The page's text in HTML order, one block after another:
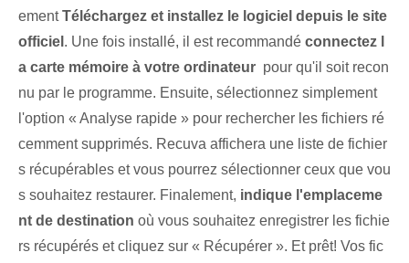
ementTéléchargez et installez le logiciel depuis le site
officiel . ⁤Une fois installé, ⁢il est recommandé connectez l
a carte mémoire à votre ordinateur ⁤ pour qu'il soit recon
nu par le programme. Ensuite, sélectionnez simplement
l'option « Analyse rapide » pour rechercher les fichiers ré
cemment supprimés. ​Recuva affichera une liste de fichier
s récupérables ⁤et vous pourrez sélectionner ⁤ceux que vou
s souhaitez restaurer. Finalement, indique l'emplaceme
nt de destination où vous souhaitez enregistrer les fichie
rs récupérés et cliquez sur « Récupérer ». Et prêt! ‌Vos fic